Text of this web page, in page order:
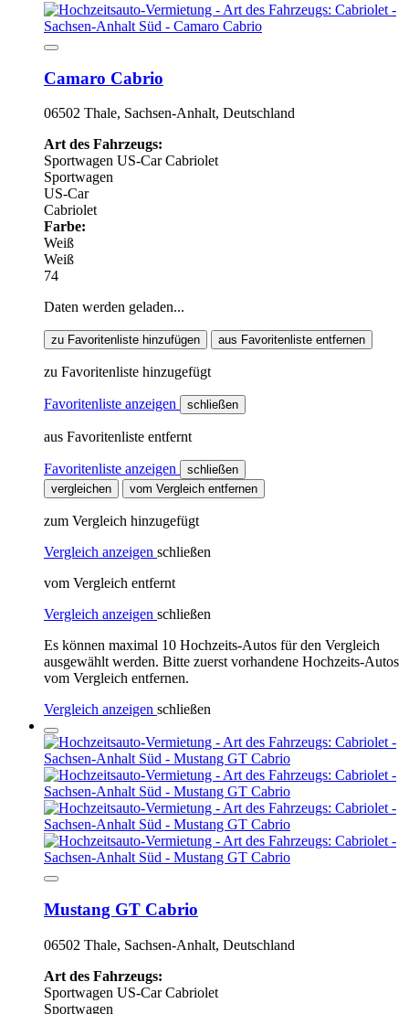
Camaro Cabrio
06502 Thale, Sachsen-Anhalt, Deutschland
Art des Fahrzeugs:
Sportwagen US-CarCabriolet
Sportwagen
US-Car
Cabriolet
Farbe:
Weiß
Weiß
74
Daten werden geladen...
zu Favoritenliste hinzufügen aus Favoritenliste entfernen
zu Favoritenliste hinzugefügt
Favoritenliste anzeigen schließen
aus Favoritenliste entfernt
Favoritenliste anzeigen
schließen
vergleichen
vom Vergleich entfernen
zum Vergleich hinzugefügt
Vergleich anzeigen schließen
vom Vergleich entfernt
Vergleich anzeigen schließen
Es können maximal 10 Hochzeits-Autos für den Vergleich
ausgewählt werden. Bitte zuerst vorhandene Hochzeits-Autos
vom Vergleich entfernen.
Vergleich anzeigen schließen
Mustang GT Cabrio
06502 Thale, Sachsen-Anhalt, Deutschland
Art des Fahrzeugs:
Sportwagen US-CarCabriolet
Sportwagen